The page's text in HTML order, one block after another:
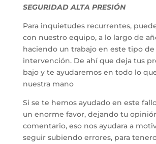
SEGURIDAD ALTA PRESIÓN
Para inquietudes recurrentes,
con nuestro equipo, a lo largo de
haciendo un trabajo en este tipo de
intervención. De ahí que deja tus
bajo y te ayudaremos en todo lo
nuestra mano
Si se te hemos ayudado en este
un enorme favor, dejando tu
comentario, eso nos ayudara a
seguir subiendo errores, para